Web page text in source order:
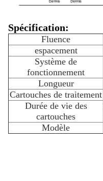
Spécification:
Fluence
espacement
Système de
fonctionnement
Longueur
Cartouches de traitement
Durée de vie des
cartouches
Modèle